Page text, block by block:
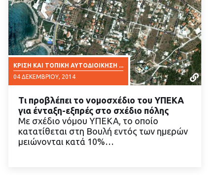
ΚΡΊΣΗ ΚΑΙ ΤΟΠΙΚΉ ΑΥΤΟΔΙΟΊΚΗΣΗ ...
04 ΔΕΚΕΜΒΡΊΟΥ, 2014
ΔΙΑΒΑΣΤΕ ΠΕΡΙΣΣΟΤΕΡΑ
Τι προβλέπει το νομοσχέδιο του ΥΠΕΚΑ
για ένταξη-εξπρές στο σχέδιο πόλης
Με σχέδιο νόμου ΥΠΕΚΑ, το οποίο
κατατίθεται στη Βουλή εντός των ημερών
μειώνονται κατά 10%…